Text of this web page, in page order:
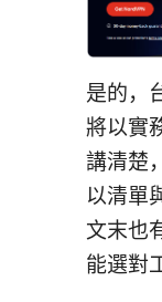
是的，
將以實
講清楚
以清單
文末也
能選對